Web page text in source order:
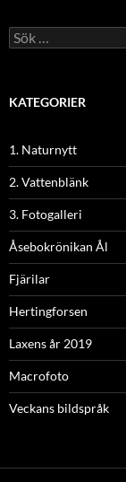
Sök
efter:
KATEGORIER
1. Naturnytt
2. Vattenblänk
3. Fotogalleri
Åsebokrönikan Ål
Fjärilar
Hertingforsen
Laxens år 2019
Macrofoto
Veckans bildspråk